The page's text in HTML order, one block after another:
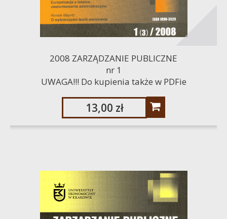
2008 ZARZĄDZANIE PUBLICZNE
nr 1
UWAGA!!! Do kupienia także w PDFie
13,00 zł